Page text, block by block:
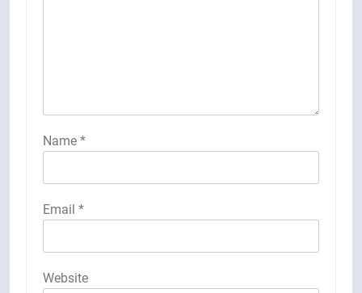
Name *
Email *
Website